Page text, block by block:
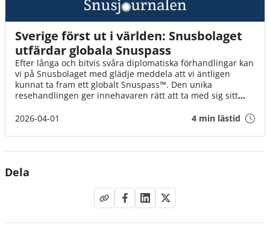
Sverige först ut i världen: Snusbolaget
utfärdar globala Snuspass
Efter långa och bitvis svåra diplomatiska förhandlingar kan
vi på Snusbolaget med glädje meddela att vi äntligen
kunnat ta fram ett globalt Snuspass™. Den unika
resehandlingen ger innehavaren rätt att ta med sig sitt
med idag den 1 april klockan 08.00.
2026-04-01 4 min lästid
Dela